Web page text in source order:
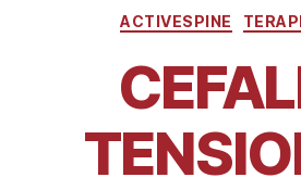
ACTIVESPINE